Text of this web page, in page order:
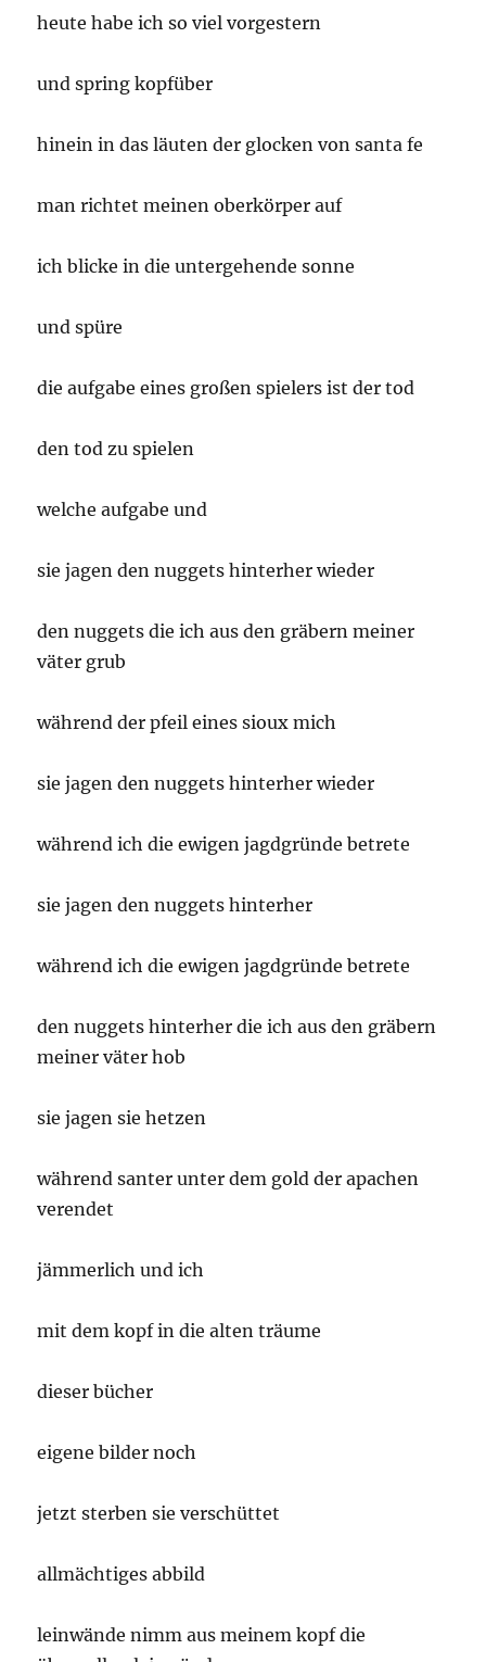
heute habe ich so viel vorgestern
und spring kopfüber
hinein in das läuten der glocken von santa fe
man richtet meinen oberkörper auf
ich blicke in die untergehende sonne
und spüre
die aufgabe eines großen spielers ist der tod
den tod zu spielen
welche aufgabe und
sie jagen den nuggets hinterher wieder
den nuggets die ich aus den gräbern meiner
väter grub
während der pfeil eines sioux mich
sie jagen den nuggets hinterher wieder
während ich die ewigen jagdgründe betrete
sie jagen den nuggets hinterher
während ich die ewigen jagdgründe betrete
den nuggets hinterher die ich aus den gräbern
meiner väter hob
sie jagen sie hetzen
während santer unter dem gold der apachen
verendet
jämmerlich und ich
mit dem kopf in die alten träume
dieser bücher
eigene bilder noch
jetzt sterben sie verschüttet
allmächtiges abbild
leinwände nimm aus meinem kopf die